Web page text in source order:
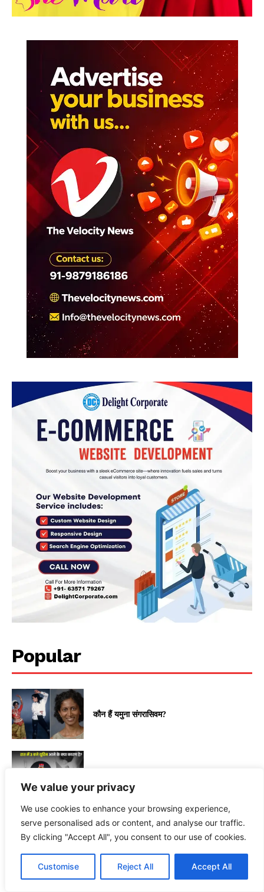
We value your privacy
We use cookies to enhance your browsing experience,
serve personalised ads or content, and analyse our traffic.
By clicking "Accept All", you consent to our use of cookies.
Customise Reject All Accept All
Popular
कौन हैं यमुना संगरासिवम?
क्या आप भी घंटों यूरिन रोकती हैं?